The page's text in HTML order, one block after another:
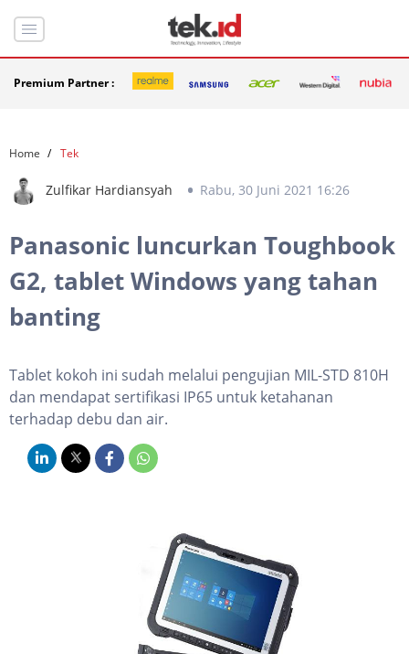
Premium Partner :
Home Tek
Zulfikar Hardiansyah Rabu, 30 Juni 2021 16:26
Panasonic luncurkan Toughbook
G2, tablet Windows yang tahan
banting
Tablet kokoh ini sudah melalui pengujian MIL-STD 810H
dan mendapat sertifikasi IP65 untuk ketahanan
terhadap debu dan air.